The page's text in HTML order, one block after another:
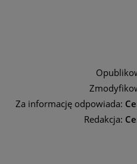
Za informację odpowiada:
Redakcja: